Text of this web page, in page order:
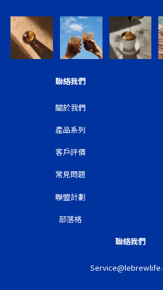
聯絡我們
關於我們
產品系列
客戶評價
常見問題
聯盟計劃
部落格
聯絡我們